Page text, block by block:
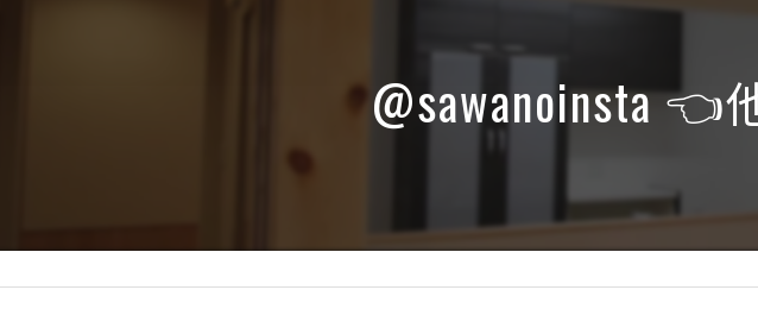
@sawanoinsta